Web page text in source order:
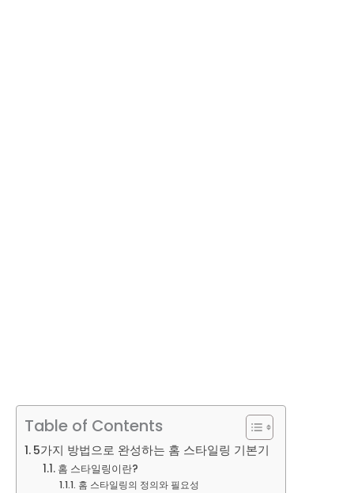
Table of Contents
5가지 방법으로 완성하는 홈 스타일링 기본기
홈 스타일링이란?
홈 스타일링의 정의와 필요성